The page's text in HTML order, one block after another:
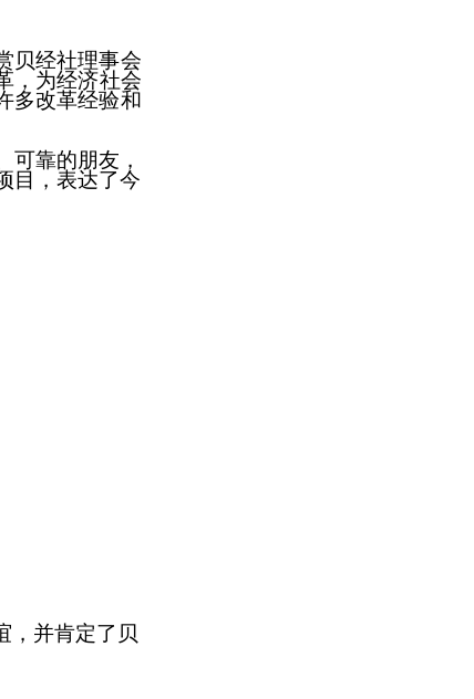
贝经社理事会
， 为经济社会
多改革经验和
可靠的朋友，
目，表达了今
，并肯定了贝